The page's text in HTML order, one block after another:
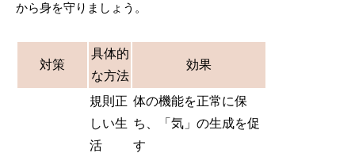
から身を守りましょう。
対策
具体的
な方法
効果
規則正
しい生
活
体の機能を正常に保
ち、「気」の生成を促
す